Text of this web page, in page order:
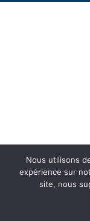
Nous utilisons
expérience sur
site, nous